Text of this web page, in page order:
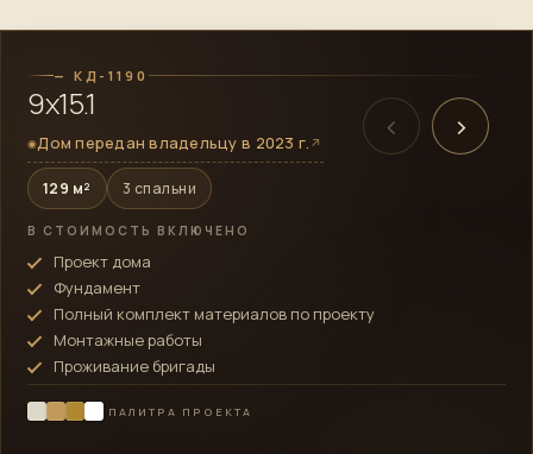
— КД-1190
9х15.1
◉Дом передан владельцу в 2023 г. ↗
129 м² 3 спальни
В СТОИМОСТЬ ВКЛЮЧЕНО
Проект дома
Фундамент
Полный комплект материалов по проекту
Монтажные работы
Проживание бригады
ПАЛИТРА ПРОЕКТА
‹ ›